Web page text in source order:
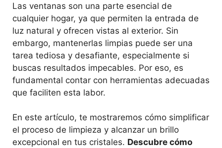
Las ventanas son una parte esencial de
cualquier hogar, ya que permiten la entrada de
luz natural y ofrecen vistas al exterior. Sin
embargo, mantenerlas limpias puede ser una
tarea tediosa y desafiante, especialmente si
buscas resultados impecables. Por eso, es
fundamental contar con herramientas adecuadas
que faciliten esta labor.
En este artículo, te mostraremos cómo simplificar
el proceso de limpieza y alcanzar un brillo
excepcional en tus cristales. Descubre cómo